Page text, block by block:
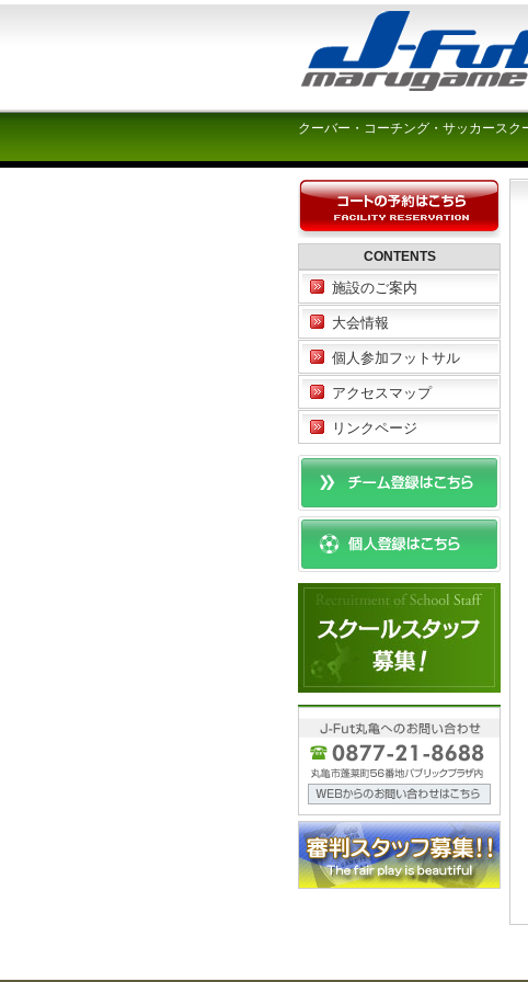
クーバー・コーチング・サッカース
CONTENTS
施設のご案内
大会情報
個人参加フットサル
アクセスマップ
リンクページ